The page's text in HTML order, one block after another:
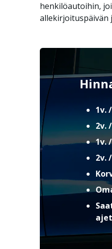
henkilöautoihin,
allekirjoituspäivän
1v.
2v.
1v.
2v.